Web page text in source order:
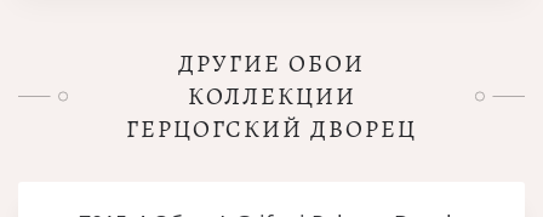
ДРУГИЕ ОБОИ
КОЛЛЕКЦИИ
ГЕРЦОГСКИЙ ДВОРЕЦ